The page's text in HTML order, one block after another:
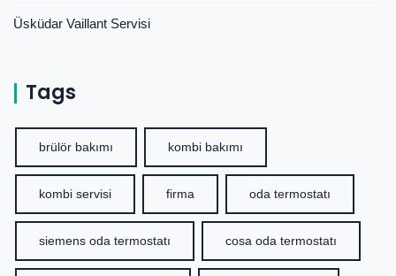
Üsküdar Vaillant Servisi
Tags
brülör bakımı kombi bakımı
kombi servisi firma oda termostatı
siemens oda termostatı cosa oda termostatı